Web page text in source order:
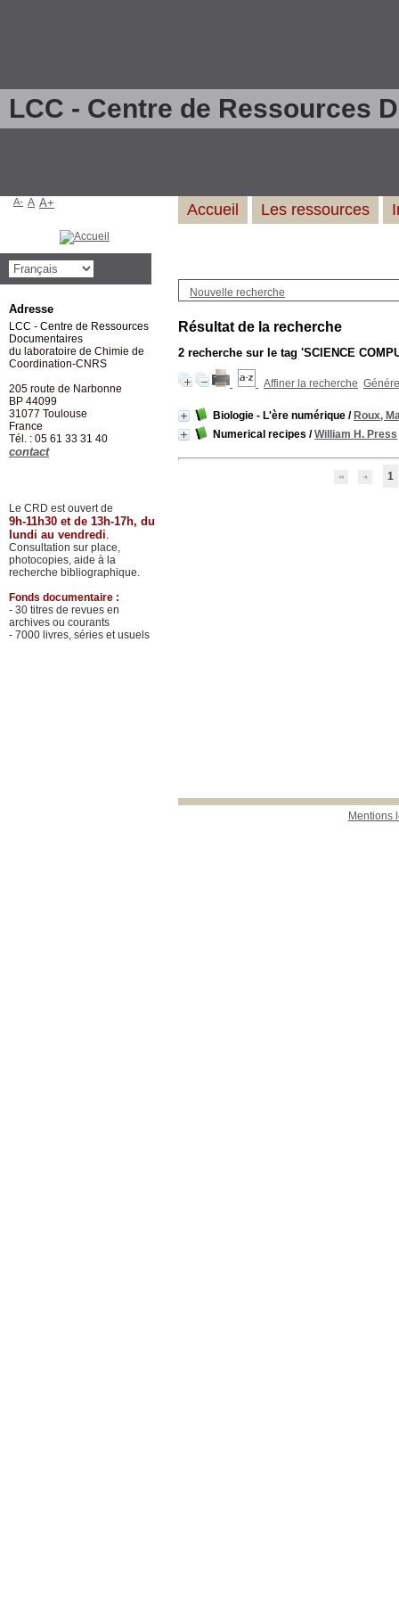
LCC - Centre de Ressources
Nouvelle recherche
Résultat de la recherche
2 recherche sur le tag 'SCIENCE
Affiner la recherche
Biologie - L'ère numérique / Roux,
Numerical recipes /William H. Press
1
Mentions
Accueil Les ressources
A- A A+
Adresse
LCC - Centre de Ressources
Documentaires
du laboratoire de Chimie de
Coordination-CNRS
205 route de Narbonne
BP 44099
31077 Toulouse
France
Tél. : 05 61 33 31 40
contact
Le CRD est ouvert de
9h-11h30 et de 13h-17h, du
lundi au vendredi.
Consultation sur place,
photocopies, aide à la
recherche bibliographique.
Fonds documentaire :
- 30 titres de revues en
archives ou courants
- 7000 livres, séries et usuels